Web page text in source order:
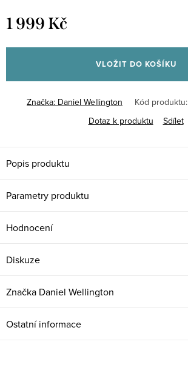
1 999 Kč
cena:
VLOŽIT DO KOŠÍKU
Značka: Daniel Wellington Kód produktu:
Dotaz k produktu
Sdílet
Popis produktu
Parametry produktu
Hodnocení
Diskuze
Značka Daniel Wellington
Ostatní informace